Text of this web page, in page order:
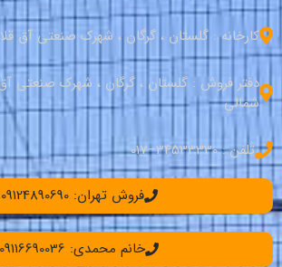
کارخانه : گلستان ، گرگان ، شهرک صنعتی آق قلا
شمالی
تلفن : 34533330–017
فروش تهران: 09124890690
خانم محمدی: 09116690036